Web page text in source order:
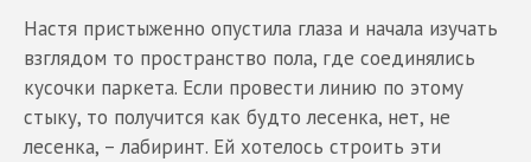
Настя пристыженно опустила глаза и начала изучать
взглядом то пространство пола, где соединялись
кусочки паркета. Если провести линию по этому
стыку, то получится как будто лесенка, нет, не
лесенка, – лабиринт. Ей хотелось строить эти